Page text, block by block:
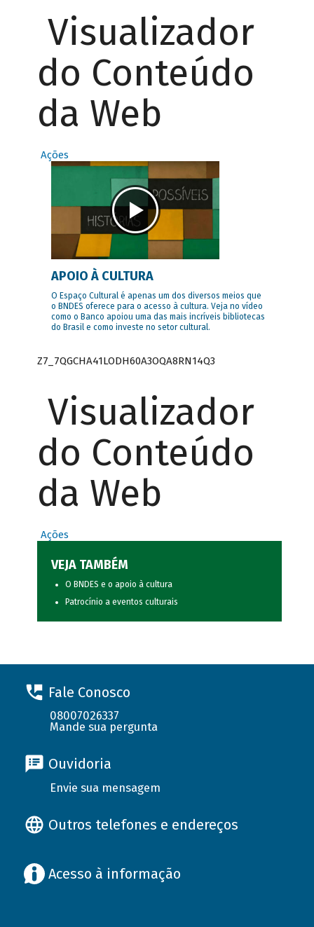
Visualizador
do Conteúdo
da Web
Ações
APOIO À CULTURA
O Espaço Cultural é apenas um dos diversos meios que
o BNDES oferece para o acesso à cultura. Veja no vídeo
como o Banco apoiou uma das mais incríveis bibliotecas
do Brasil e como investe no setor cultural.
Z7_7QGCHA41LODH60A3OQA8RN14Q3
Visualizador
do Conteúdo
da Web
Ações
VEJA TAMBÉM
O BNDES e o apoio à cultura
Patrocínio a eventos culturais
Fale Conosco
08007026337
Mande sua pergunta
Ouvidoria
Envie sua mensagem
Outros telefones e endereços
Acesso à informação